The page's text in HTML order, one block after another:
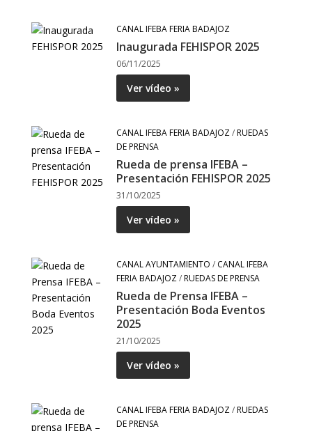
CANAL IFEBA FERIA BADAJOZ
Inaugurada FEHISPOR 2025
06/11/2025
Ver vídeo »
CANAL IFEBA FERIA BADAJOZ/RUEDAS
DE PRENSA
Rueda de prensa IFEBA –
Presentación FEHISPOR 2025
31/10/2025
Ver vídeo »
CANAL AYUNTAMIENTO / CANAL IFEBA
FERIA BADAJOZ/RUEDAS DE PRENSA
Rueda de Prensa IFEBA –
Presentación Boda Eventos
2025
21/10/2025
Ver vídeo »
CANAL IFEBA FERIA BADAJOZ/RUEDAS
DE PRENSA